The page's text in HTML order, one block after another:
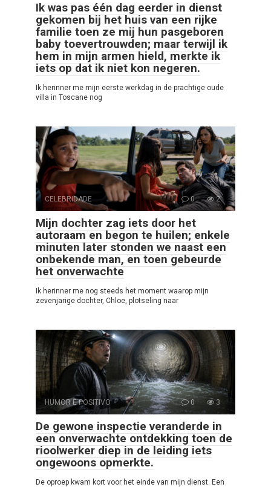
Ik was pas één dag eerder in dienst
gekomen bij het huis van een rijke
familie toen ze mij hun pasgeboren
baby toevertrouwden; maar terwijl ik
hem in mijn armen hield, merkte ik
iets op dat ik niet kon negeren.
Ik herinner me mijn eerste werkdag in de prachtige oude
villa in Toscane nog
CELEBRIDADE 0 2
Mijn dochter zag iets door het
autoraam en begon te huilen; enkele
minuten later stonden we naast een
onbekende man, en toen gebeurde
het onverwachte
Ik herinner me nog steeds het moment waarop mijn
zevenjarige dochter, Chloe, plotseling naar
HUMOR E POSITIVO 0 3
De gewone inspectie veranderde in
een onverwachte ontdekking toen de
rioolwerker diep in de leiding iets
ongewoons opmerkte.
De oproep kwam kort voor het einde van mijn dienst. Een